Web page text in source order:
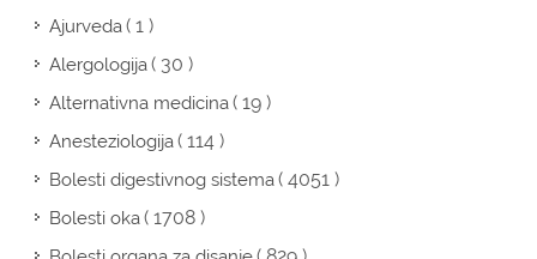
Ajurveda( 1 )
Alergologija( 30 )
Alternativna medicina( 19 )
Anesteziologija( 114 )
Bolesti digestivnog sistema( 4051 )
Bolesti oka( 1708 )